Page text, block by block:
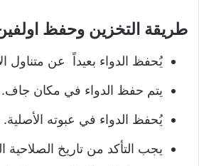
طريقة التخزين وحفظ
يُحفظ الدواء بعيداً عن متناول
يتم حفظ الدواء في مكان جاف.
يُحفظ الدواء في عبوته الأصلية.
يجب التأكد من تاريخ الصلاحية